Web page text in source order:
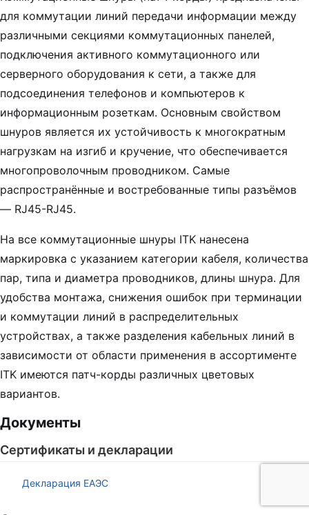
для коммутации линий передачи информации между
различными секциями коммутационных панелей,
подключения активного коммутационного или
серверного оборудования к сети, а также для
подсоединения телефонов и компьютеров к
информационным розеткам. Основным свойством
шнуров является их устойчивость к многократным
нагрузкам на изгиб и кручение, что обеспечивается
многопроволочным проводником. Самые
распространённые и востребованные типы разъёмов
— RJ45-RJ45.
На все коммутационные шнуры ITK нанесена
маркировка с указанием категории кабеля, количества
пар, типа и диаметра проводников, длины шнура. Для
удобства монтажа, снижения ошибок при терминации
и коммутации линий в распределительных
устройствах, а также разделения кабельных линий в
зависимости от области применения в ассортименте
ITK имеются патч-корды различных цветовых
вариантов.
Документы
Сертификаты и декларации
Декларация ЕАЭС